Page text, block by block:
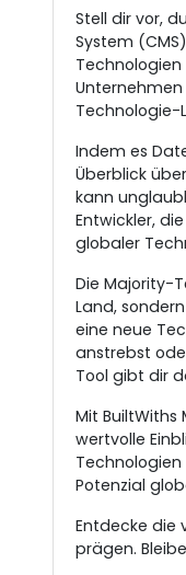
Stell dir vor,
System
Technologie-
Indem es
Überblick
kann
Entwickler,
globaler
Die Majority-
Land,
eine neue
anstrebst
Tool gibt dir
Mit
wertvolle
Potenzial
Entdecke die
prägen.